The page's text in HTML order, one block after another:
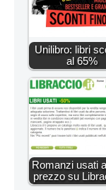
Unilibro: libri
al 65%
Romanzi usati
prezzo su